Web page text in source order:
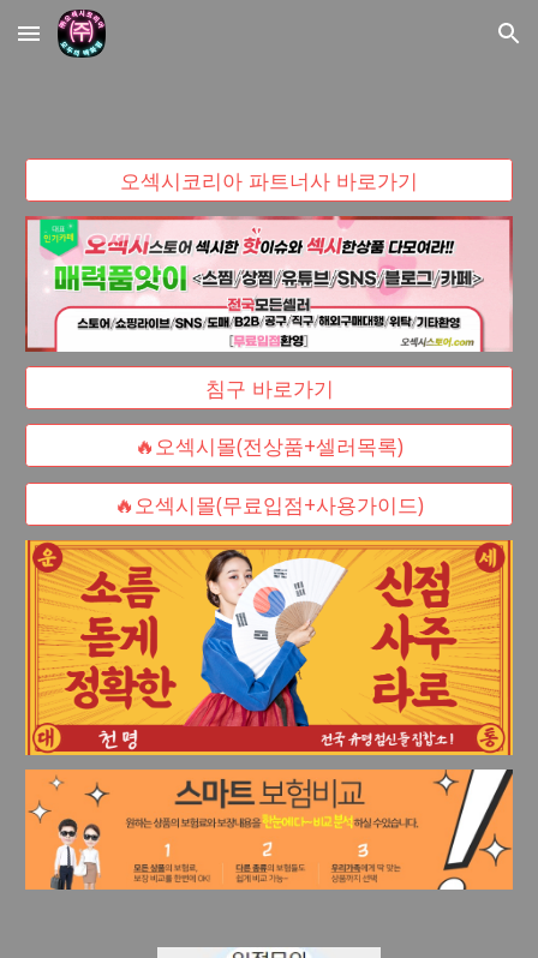
Skip to main content Skip to navigation
오섹시코리아 파트너사 바로가기
침구 바로가기
🔥오섹시몰(전상품+셀러목록)
🔥오섹시몰(무료입점+사용가이드)